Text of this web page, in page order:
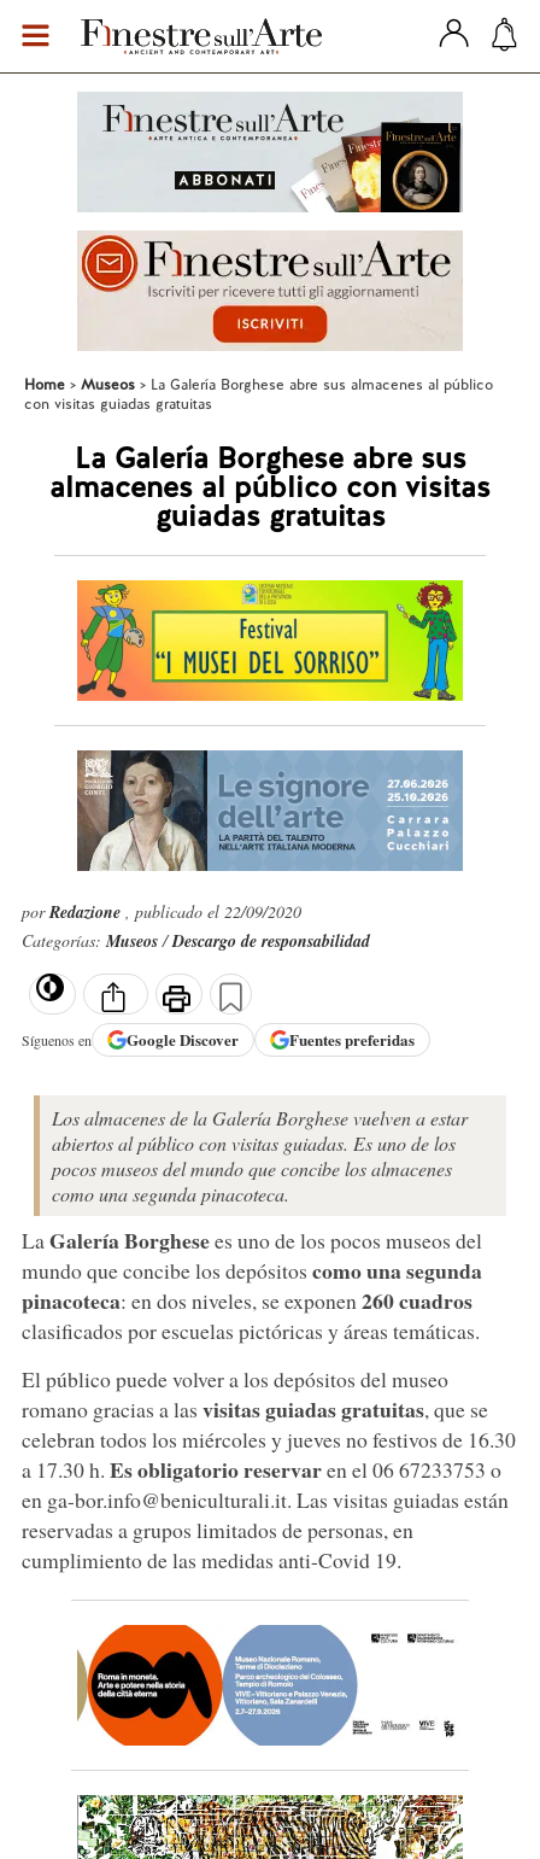
Home Museos
La Galería Borghese abre sus almacenes al público
con visitas guiadas gratuitas
La Galería Borghese abre sus
almacenes al público con visitas
guiadas gratuitas
porRedazione , publicado el 22/09/2020
Categorías:Museos/Descargo de responsabilidad
Síguenos en GoogleDiscover Fuentes preferidas
Los almacenes de la Galería Borghese vuelven a estar
abiertos al público con visitas guiadas. Es uno de los
pocos museos del mundo que concibe los almacenes
como una segunda pinacoteca.
La Galería Borghesees uno de los pocos museos del
mundo que concibe los depósitos como una segunda
pinacoteca: en dos niveles, se exponen 260 cuadros
clasificados por escuelas pictóricas y áreas temáticas.
El público puede volver a los depósitos del museo
romano gracias a las visitas guiadas gratuitas, que se
celebran todos los miércoles y jueves no festivos de 16.30
a 17.30 h. Es obligatorio reservaren el 06 67233753 o
en ga-bor.info@beniculturali.it. Las visitas guiadas están
reservadas a grupos limitados de personas, en
cumplimiento de las medidas anti-Covid 19.